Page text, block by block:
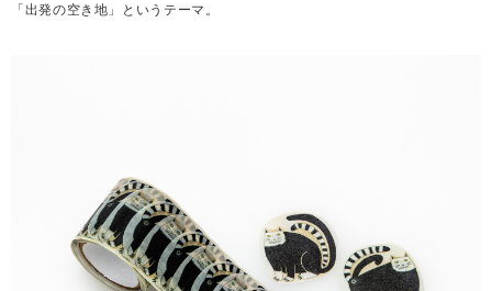
「出発の空き地」というテーマ。